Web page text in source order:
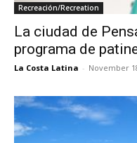
Recreación/Recreation
La ciudad de
programa de
La Costa Latina - November